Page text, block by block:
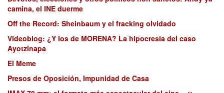
camina, el INE duerme
Off the Record: Sheinbaum y el fracking olvidado
Videoblog: ¿Y los de MORENA? La hipocresía del caso
Ayotzinapa
El Meme
Presos de Oposición, Impunidad de Casa